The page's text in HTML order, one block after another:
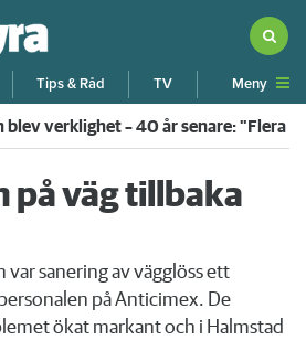
Tips & Råd TV Meny
blev verklighet – 40 år senare: "Flera
på väg tillbaka
var sanering av vägglöss ett
på Anticimex. De
ökat markant och i Halmstad